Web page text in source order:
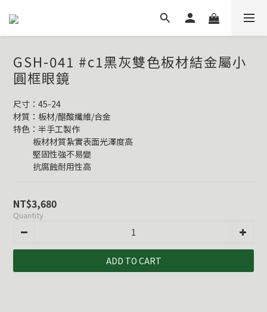
GSH-041 #c1黑灰雙色板材結金屬小
圓框眼鏡
尺寸：45-24
材質：板材/醋酸纖維/合金
特色：半手工製作
           板材材質紮實表面光澤度高
           堅固性強不易變
           抗腐蝕耐用性高
NT$3,680
Quantity
ADD TO CART